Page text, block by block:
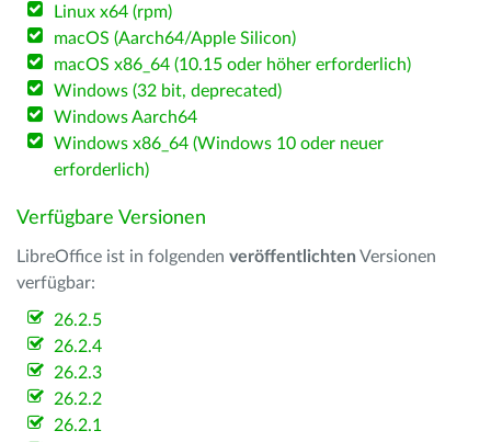
Linux x64 (rpm)
macOS (Aarch64/Apple Silicon)
macOS x86_64 (10.15 oder höher erforderlich)
Windows (32 bit, deprecated)
Windows Aarch64
Windows x86_64 (Windows 10 oder neuer
erforderlich)
Verfügbare Versionen
LibreOffice ist in folgenden veröffentlichten Versionen
verfügbar:
26.2.5
26.2.4
26.2.3
26.2.2
26.2.1